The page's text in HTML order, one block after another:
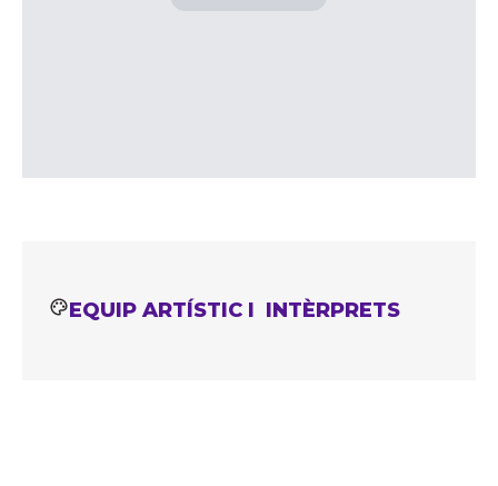
EQUIP ARTÍSTIC I INTÈRPRETS